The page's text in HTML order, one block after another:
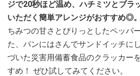
ジで20秒ほど温め、ハチミツとブラ
いただく簡単アレンジがおすすめ◎。
ちみつの甘さとぴりっとしたペッパ
た、パンにはさんでサンドイッチに
づいた災害用備蓄食品のクラッカー
すめ！ ぜひ試してみてください。